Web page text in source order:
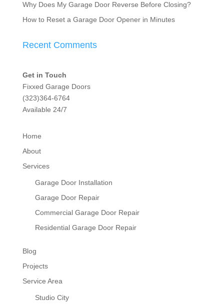
Why Does My Garage Door Reverse Before Closing?
How to Reset a Garage Door Opener in Minutes
Recent Comments
Get in Touch
Fixxed Garage Doors
(323)364-6764
Available 24/7
Home
About
Services
Garage Door Installation
Garage Door Repair
Commercial Garage Door Repair
Residential Garage Door Repair
Blog
Projects
Service Area
Studio City